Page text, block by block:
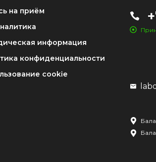
на приём
информация
конфиденциальности
cookie